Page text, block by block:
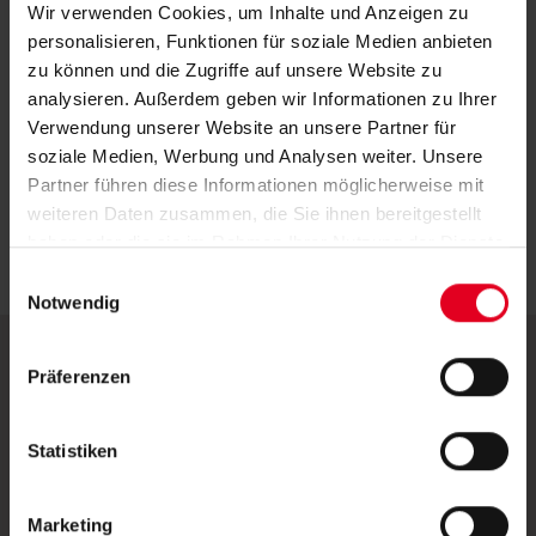
Wir verwenden Cookies, um Inhalte und Anzeigen zu
personalisieren, Funktionen für soziale Medien anbieten
zu können und die Zugriffe auf unsere Website zu
analysieren. Außerdem geben wir Informationen zu Ihrer
Verwendung unserer Website an unsere Partner für
soziale Medien, Werbung und Analysen weiter. Unsere
Partner führen diese Informationen möglicherweise mit
weiteren Daten zusammen, die Sie ihnen bereitgestellt
haben oder die sie im Rahmen Ihrer Nutzung der Dienste
Notwendig
Präferenzen
Statistiken
Marketing
Dank verschiedener Größen, Formen und
Farben lassen sich Sonnensegel individuell an
die Bedürfnisse und den Stil Ihres
Außenbereichs anpassen, was eine
maßgeschneiderte Beschattungslösung
ermöglicht.